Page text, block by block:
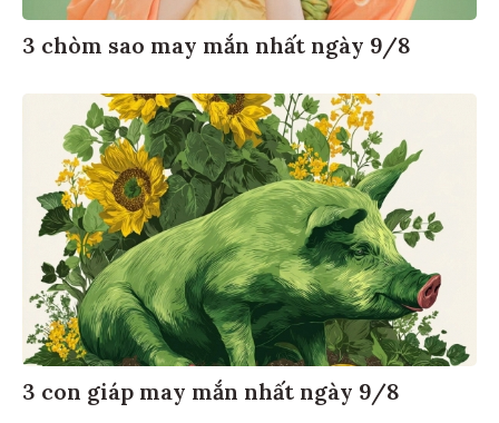
3 chòm sao may mắn nhất ngày 9/8
3 con giáp may mắn nhất ngày 9/8